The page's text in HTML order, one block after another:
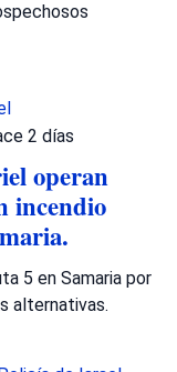
2 días
operan
incendio
5 en Samaria por
alternativas.